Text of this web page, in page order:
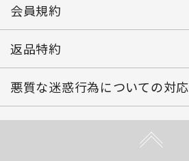
会員規約
返品特約
悪質な迷惑行為についての対応